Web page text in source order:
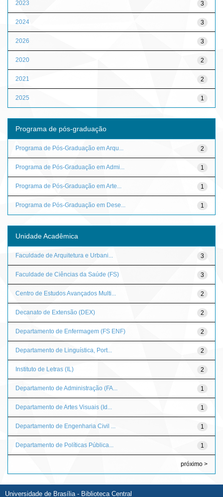
3
2023
3
2024
3
2026
2
2020
2
2021
1
2025
Programa de pós-graduação
2
Programa de Pós-Graduação em Arqu...
1
Programa de Pós-Graduação em Admi...
1
Programa de Pós-Graduação em Arte...
1
Programa de Pós-Graduação em Dese...
Unidade Acadêmica
3
Faculdade de Arquitetura e Urbani...
3
Faculdade de Ciências da Saúde (FS)
2
Centro de Estudos Avançados Multi...
2
Decanato de Extensão (DEX)
2
Departamento de Enfermagem (FS ENF)
2
Departamento de Linguística, Port...
2
Instituto de Letras (IL)
1
Departamento de Administração (FA...
1
Departamento de Artes Visuais (Id...
1
Departamento de Engenharia Civil ...
1
Departamento de Políticas Pública...
próximo >
Universidade de Brasília - Biblioteca Central